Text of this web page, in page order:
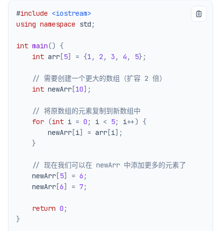
#include <iostream>
using namespace std ;
int main() {
int arr [5] = {1 , 2 , 3 , 4 , 5} ;
// 需要创建一个更大的数组（扩容 2 倍）
int newArr [10] ;
// 将原数组的元素复制到新数组中
for (int i = 0 ; i < 5; i++) {
        newArr
[i] = arr [i] ;
}
// 现在我们可以在 newArr 中添加更多的元素了
    newArr
[5] = 6 ;
    newArr
[6] = 7;
return 0 ;
}